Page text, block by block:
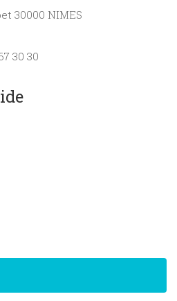
30000 NIMES
30 30